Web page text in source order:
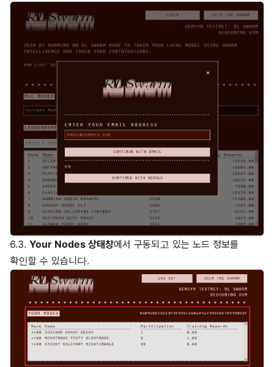
6.3. Your Nodes 상태창에서 구동되고 있는 노드 정보를
확인할 수 있습니다.